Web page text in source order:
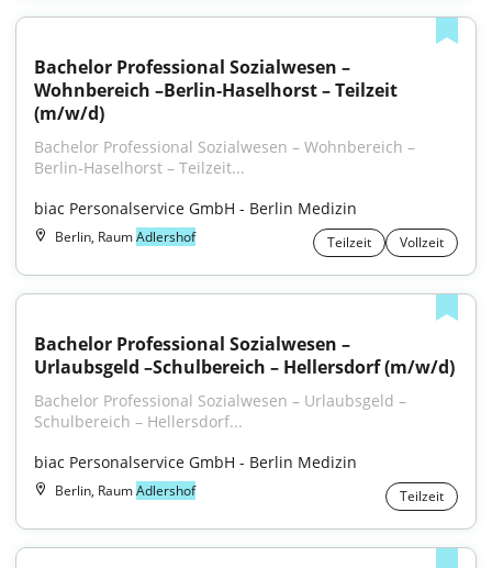
Bachelor Professional Sozialwesen –
Wohnbereich –Berlin-Haselhorst – Teilzeit
(m/w/d)
Bachelor Professional Sozialwesen – Wohnbereich –
Berlin-Haselhorst – Teilzeit...
biac Personalservice GmbH - Berlin Medizin
Berlin, RaumAdlershof Teilzeit Vollzeit
Bachelor Professional Sozialwesen –
Urlaubsgeld –Schulbereich – Hellersdorf (m/w/d)
Bachelor Professional Sozialwesen – Urlaubsgeld –
Schulbereich – Hellersdorf...
biac Personalservice GmbH - Berlin Medizin
Berlin, RaumAdlershof Teilzeit